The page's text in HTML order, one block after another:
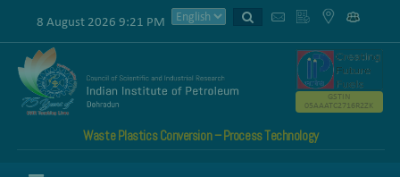
8 August 2026 9:21 PM
Waste Plastics Conversion – Process Technology
GSTIN
05AAATC2716R2ZK